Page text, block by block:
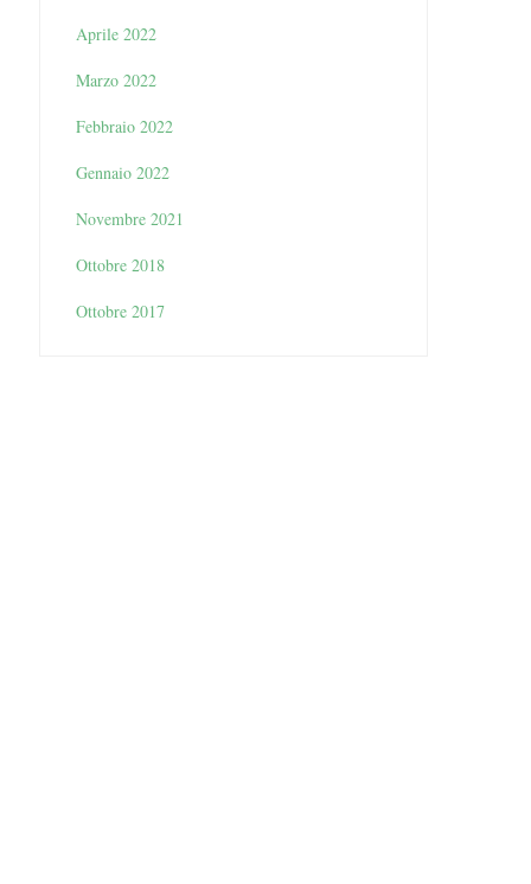
Aprile 2022
Marzo 2022
Febbraio 2022
Gennaio 2022
Novembre 2021
Ottobre 2018
Ottobre 2017